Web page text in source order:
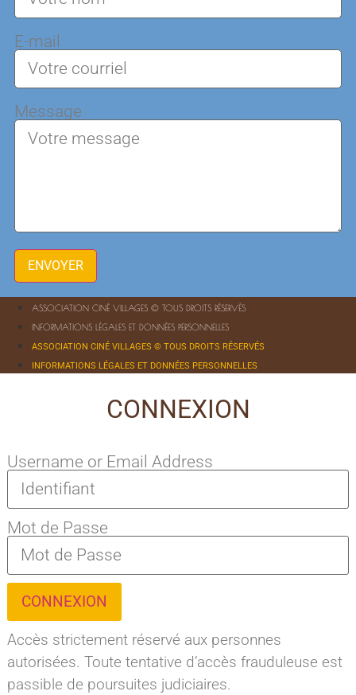
E-mail
Message
ENVOYER
ASSOCIATION CINÉ VILLAGES © TOUS DROITS RÉSERVÉS
INFORMATIONS LÉGALES ET DONNÉES PERSONNELLES
ASSOCIATION CINÉ VILLAGES © TOUS DROITS RÉSERVÉS
INFORMATIONS LÉGALES ET DONNÉES PERSONNELLES
CONNEXION
Username or Email Address
Mot de Passe
CONNEXION
Accès strictement réservé aux personnes
autorisées. Toute tentative d’accès frauduleuse est
passible de poursuites judiciaires.